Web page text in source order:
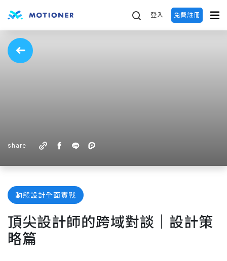
登入 免費註冊
share
動態設計全面實戰
頂尖設計師的跨域對談｜設計策
略篇